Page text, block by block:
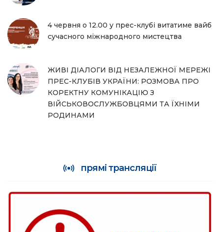
4 червня о 12.00 у прес-клубі витатиме вайб
сучасного міжнародного мистецтва
ЖИВІ ДІАЛОГИ ВІД НЕЗАЛЕЖНОЇ МЕРЕЖІ
ПРЕС-КЛУБІВ УКРАЇНИ: РОЗМОВА ПРО
КОРЕКТНУ КОМУНІКАЦІЮ З
ВІЙСЬКОВОСЛУЖБОВЦЯМИ ТА ЇХНІМИ
РОДИНАМИ
прямі трансляції